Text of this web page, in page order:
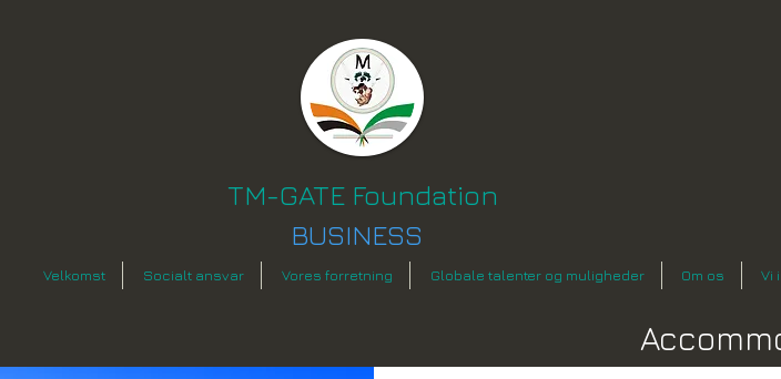
TM-GATE Foundation
BUSINESS
Velkomst Socialt ansvar Vores forretning Globale talenter og muligheder Om os Vi